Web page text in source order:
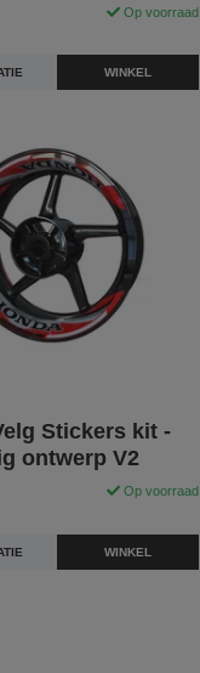
Op voorraad
WINKEL
Stickers kit -
ontwerp V2
Op voorraad
WINKEL